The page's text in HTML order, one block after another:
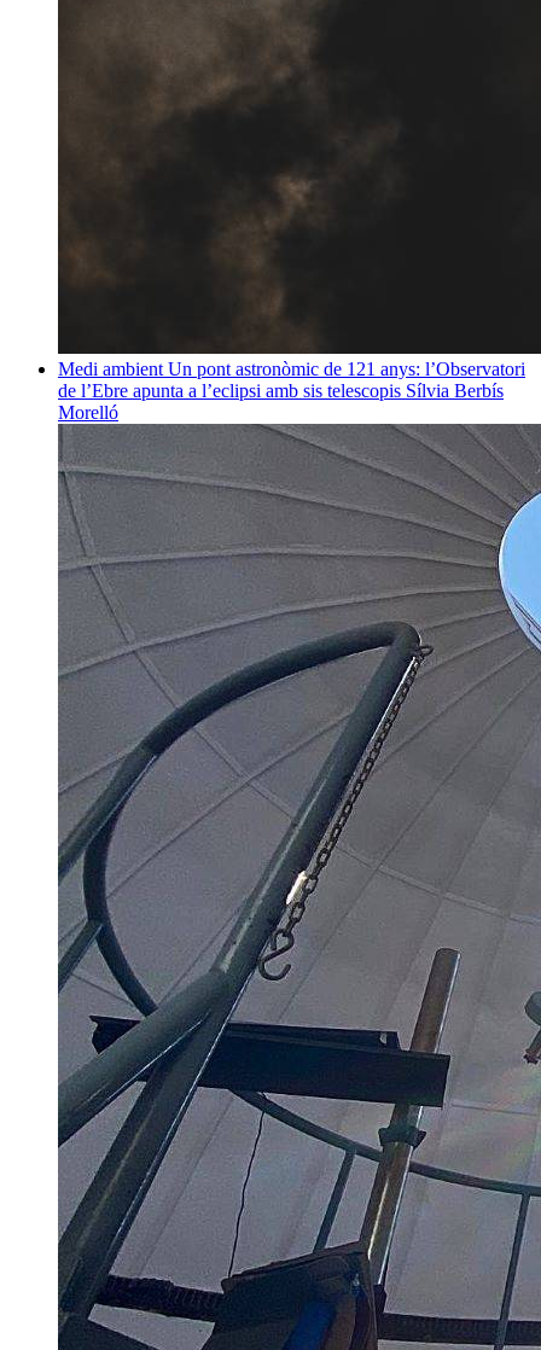
Medi ambient Un pont astronòmic de 121 anys: l’Observatori
de l’Ebre apunta a l’eclipsi amb sis telescopis Sílvia Berbís
Morelló